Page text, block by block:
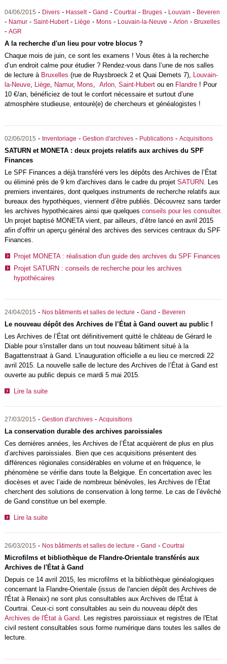
04/06/2015 - Divers- Hasselt- Gand - Courtrai - Bruges- Louvain - Beveren
- Namur- Saint-Hubert- Liège - Mons- Louvain-la-Neuve - Arlon - Bruxelles
- AGR
A la recherche d'un lieu pour votre blocus ?
Chaque mois de juin, ce sont les examens ! Vous êtes à la recherche
d’un endroit calme pour étudier ? Rendez-vous dans l’une de nos salles
de lecture à Bruxelles (rue de Ruysbroeck 2 et Quai Demets 7),
Louvain-
la-Neuve, Liège, Namur, Mons Arlon, Saint-Hubertou en Flandre! Pour
10 €/an, bénéficiez de tout le confort nécessaire et surtout d’une
atmosphère studieuse, entouré(e) de chercheurs et généalogistes !
02/06/2015 - Inventoriage - Gestion d'archives- Publications- Acquisitions
SATURN et MONETA : deux projets relatifs aux archives du SPF
Finances
Le SPF Finances a déjà transféré vers les dépôts des Archives de l’État
ou éliminé près de 9 km d'archives dans le cadre du projet SATURN . Les
premiers inventaires, dont quelques instruments de recherche relatifs aux
bureaux des hypothèques, viennent d’être publiés. Découvrez sans tarder
les archives hypothécaires ainsi que quelques conseils pour les consulter.
Un projet baptisé MONETA vient, par ailleurs, d’être lancé en avril 2015
afin d’offrir un aperçu général des archives des services centraux du SPF
Finances.
Projet MONETA : réalisation d'un guide des archives du SPF Finances
Projet SATURN : conseils de recherche pour les archives
hypothécaires
24/04/2015 - Nos bâtiments et salles de lecture - Gand - Beveren
Le nouveau dépôt des Archives de l’État à Gand ouvert au public !
Les Archives de l’État ont définitivement quitté le château de Gérard le
Diable pour s'installer dans un tout nouveau bâtiment situé à la
Bagattenstraat à Gand. L'inauguration officielle a eu lieu ce mercredi 22
avril 2015. La nouvelle salle de lecture des Archives de l’État à Gand est
ouverte au public depuis ce mardi 5 mai 2015.
Lire la suite
27/03/2015 - Gestion d'archives- Acquisitions
La conservation durable des archives paroissiales
Ces dernières années, les Archives de l’État acquièrent de plus en plus
d’archives paroissiales. Bien que ces acquisitions présentent des
différences régionales considérables en volume et en fréquence, le
phénomène se vérifie dans toute la Belgique. En concertation avec les
diocèses et avec l’aide de nombreux bénévoles, les Archives de l’État
cherchent des solutions de conservation à long terme. Le cas de l’évêché
de Gand constitue un bel exemple.
Lire la suite
26/03/2015 - Nos bâtiments et salles de lecture - Gand - Courtrai
Microfilms et bibliothèque de Flandre-Orientale transférés aux
Archives de l'État à Gand
Depuis ce 14 avril 2015, les microfilms et la bibliothèque généalogiques
concernant la Flandre-Orientale (issus de l'ancien dépôt des Archives de
l'État à Renaix) ne sont plus consultables aux Archives de l'État à
Courtrai. Ceux-ci sont consultables au sein du nouveau dépôt des
Archives de l'État à Gand . Les registres paroissiaux et registres de l'Etat
civil restent consultables sous forme numérique dans toutes les salles de
lecture.